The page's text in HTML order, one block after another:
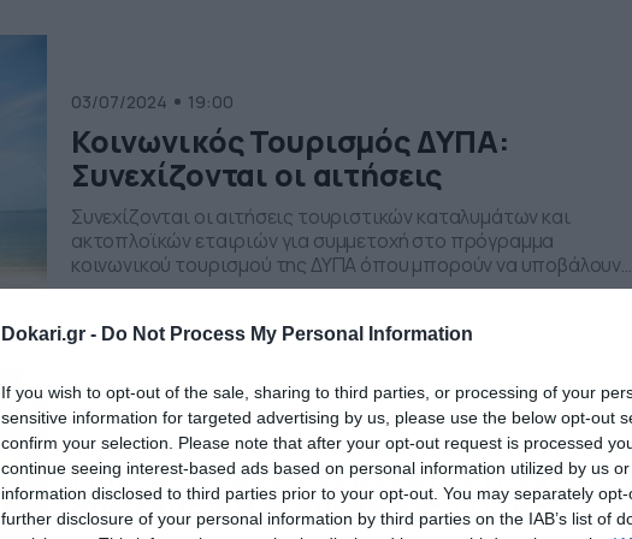
Dokari.gr - Do Not Process My Personal Information
If you wish to opt-out of the sale, sharing to third parties, or processing of your
sensitive information for targeted advertising by us, please use the below opt-out
confirm your selection. Please note that after your opt-out request is processed
continue seeing interest-based ads based on personal information utilized by us
information disclosed to third parties prior to your opt-out. You may separately
further disclosure of your personal information by third parties on the IAB’s list of
03/07/2024 19:00
Κοινωνικός Τουρισμός ΔΥΠΑ:
Συνεχίζονται οι αιτήσεις
Συνεχίζονται οι αιτήσεις τουριστικών καταλυμάτων και
ακτοπλοϊκών εταιριών για συμμετοχή στο πρόγραμμα
κοινωνικού τουρισμού της ΔΥΠΑ όπου μπορούν να υποβάλουν
την αίτησή τους μέσω gov.gr στη διεύθυνση τα τουριστικά
στο νέο και ενισχυμένο πρόγραμμα. Συγκεκριμένα η διαδρομή
Παροχές […]
10/06/2024 14:27
Μαρία Αντωνά-Γιώργος Λιάγκας: Οι
δύο τους για διήμερο στον Πόρο